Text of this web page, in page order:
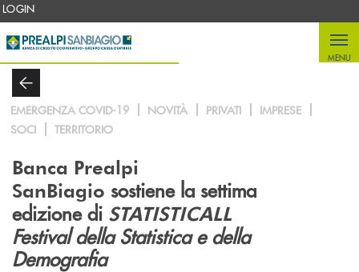
Salta al contenuto principale
LOGIN
MENU
EMERGENZA COVID-19 NOVITÀ PRIVATI
IMPRESE
SOCI
TERRITORIO
Banca Prealpi
SanBiagio sostiene la settima
edizione di STATISTICALL
Festival della Statistica e della
Demografia